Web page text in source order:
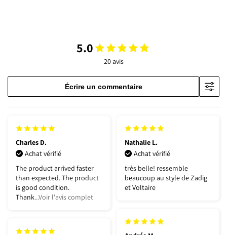
5.0
20 avis
Écrire un commentaire
Charles D.
Achat vérifié
The product arrived faster
than expected. The product
is good condition.
Thank...Voir l'avis complet
Nathalie L.
Achat vérifié
très belle! ressemble
beaucoup au style de Zadig
et Voltaire